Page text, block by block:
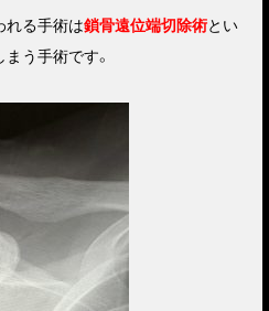
れる手術は鎖骨遠位端切除術とい
う手術です。